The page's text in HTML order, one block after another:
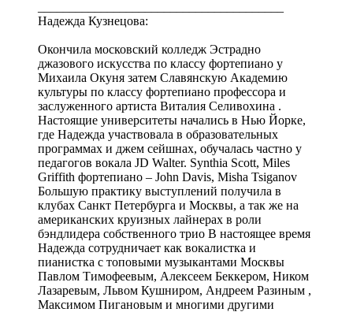
Надежда Кузнецова:
Окончила московский колледж Эстрадно
джазового искусства по классу фортепиано у
Михаила Окуня затем Славянскую Академию
культуры по классу фортепиано профессора и
заслуженного артиста Виталия Селивохина .
Настоящие университеты начались в Нью Йорке,
где Надежда участвовала в образовательных
программах и джем сейшнах, обучалась частно у
педагогов вокала JD Walter. Synthia Scott, Miles
Griffith фортепиано – John Davis, Misha Tsiganov
Большую практику выступлений получила в
клубах Санкт Петербурга и Москвы, а так же на
американских круизных лайнерах в роли
бэндлидера собственного трио В настоящее время
Надежда сотрудничает как вокалистка и
пианистка с топовыми музыкантами Москвы
Павлом Тимофеевым, Алексеем Беккером, Ником
Лазаревым, Львом Кушниром, Андреем Разиным ,
Максимом Пигановым и многими другими